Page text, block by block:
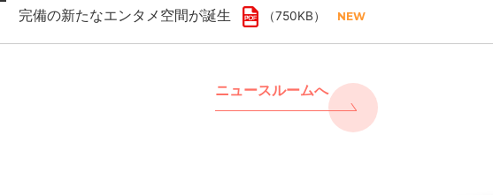
完備の新たなエンタメ空間が誕生
（750KB）
ニュースルームへ